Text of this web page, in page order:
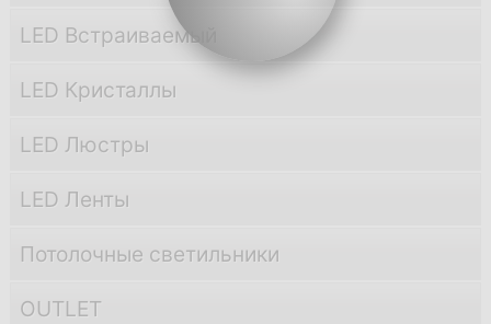
LED Встраиваемый
LED Кристаллы
LED Люстры
LED Ленты
Потолочные светильники
OUTLET